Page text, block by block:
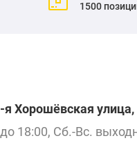
1500
Хорошёвская улица,
18:00, Сб.-Вс.